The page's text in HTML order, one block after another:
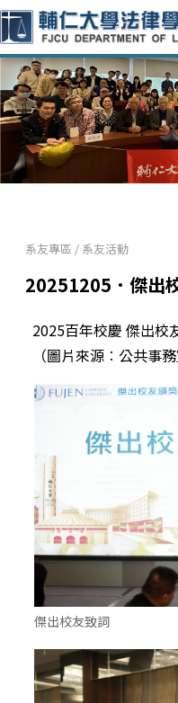
系友專區 / 系友活動
20251205．傑出
2025百年校慶 傑出校
（圖片來源︰公共事務
傑出校友致詞